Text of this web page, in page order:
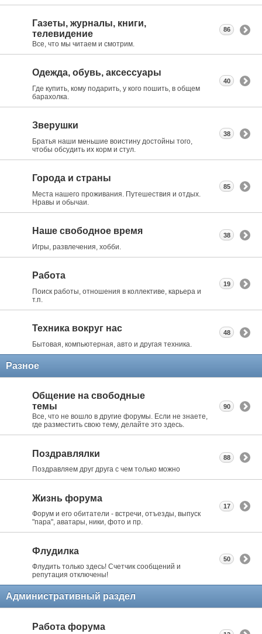
Газеты, журналы, книги,
телевидение
Все, что мы читаем и смотрим.
86
Одежда, обувь, аксессуары
Где купить, кому подарить, у кого пошить, в общем
барахолка.
40
Зверушки
Братья наши меньшие воистину достойны того,
чтобы обсудить их корм и стул.
38
Города и страны
Места нашего проживания. Путешествия и отдых.
Нравы и обычаи.
85
Наше свободное время
Игры, развлечения, хобби.
38
Работа
Поиск работы, отношения в коллективе, карьера и
т.п.
19
Техника вокруг нас
Бытовая, компьютерная, авто и другая техника.
48
Разное
Общение на свободные
темы
Все, что не вошло в другие форумы. Если не знаете,
где разместить свою тему, делайте это здесь.
90
Поздравлялки
Поздравляем друг друга с чем только можно
88
Жизнь форума
Форум и его обитатели - встречи, отъезды, выпуск
"пара", аватары, ники, фото и пр.
17
Флудилка
Флудить только здесь! Счетчик сообщений и
репутация отключены!
50
Административный раздел
Работа форума